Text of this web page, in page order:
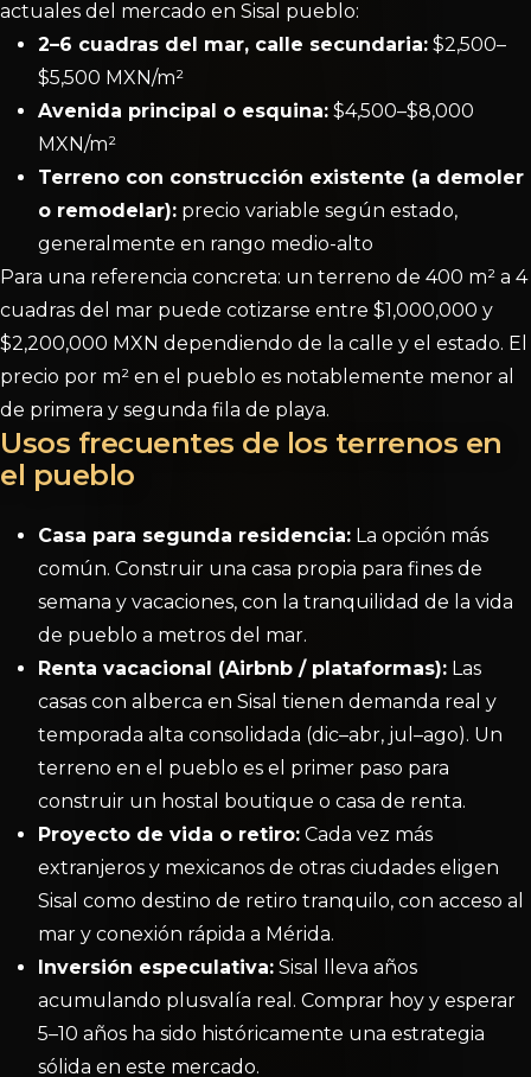
actuales del mercado en Sisal pueblo:
2–6 cuadras del mar, calle secundaria: $2,500–
$5,500 MXN/m²
Avenida principal o esquina: $4,500–$8,000
MXN/m²
Terreno con construcción existente (a demoler
o remodelar): precio variable según estado,
generalmente en rango medio-alto
Para una referencia concreta: un terreno de 400 m² a 4
cuadras del mar puede cotizarse entre $1,000,000 y
$2,200,000 MXN dependiendo de la calle y el estado. El
precio por m² en el pueblo es notablemente menor al
de primera y segunda fila de playa.
Usos frecuentes de los terrenos en
el pueblo
Casa para segunda residencia: La opción más
común. Construir una casa propia para fines de
semana y vacaciones, con la tranquilidad de la vida
de pueblo a metros del mar.
Renta vacacional (Airbnb / plataformas): Las
casas con alberca en Sisal tienen demanda real y
temporada alta consolidada (dic–abr, jul–ago). Un
terreno en el pueblo es el primer paso para
construir un hostal boutique o casa de renta.
Proyecto de vida o retiro: Cada vez más
extranjeros y mexicanos de otras ciudades eligen
Sisal como destino de retiro tranquilo, con acceso al
mar y conexión rápida a Mérida.
Inversión especulativa: Sisal lleva años
acumulando plusvalía real. Comprar hoy y esperar
5–10 años ha sido históricamente una estrategia
sólida en este mercado.